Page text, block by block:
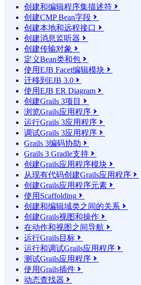
创建和编辑程序集描述符 
创建CMP Bean字段 
创建本地和远程接口 
创建消息监听器 
创建传输对象 
定义Bean类和包 
使用EJB Facet编辑模块 
迁移到EJB 3.0 
使用EJB ER Diagram 
创建Grails 3项目 
浏览Grails应用程序 
运行Grails 3应用程序 
调试Grails 3应用程序 
Grails 3编码协助 
Grails 3 Gradle支持 
创建Grails应用程序模块 
从现有代码创建Grails应用程序 
创建Grails应用程序元素 
使用Scaffolding 
创建和编辑域类之间的关系 
创建Grails视图和操作 
在动作和视图之间导航 
运行Grails目标 
运行和调试Grails应用程序 
测试Grails应用程序 
使用Grails插件 
动态查找器 